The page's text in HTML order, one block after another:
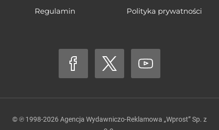
Regulamin
Polityka prywatności
© ℗ 1998-2026 Agencja Wydawniczo-Reklamowa „Wprost” Sp. z